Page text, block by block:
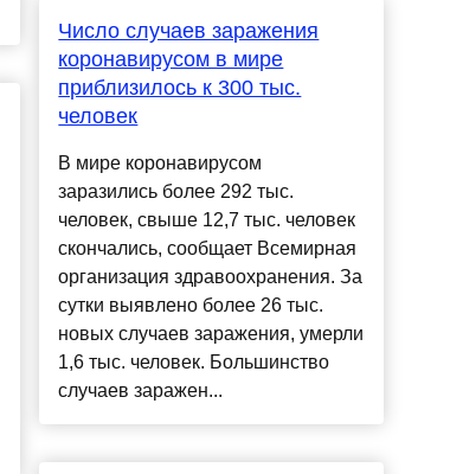
Число случаев заражения
коронавирусом в мире
приблизилось к 300 тыс.
человек
В мире коронавирусом
заразились более 292 тыс.
человек, свыше 12,7 тыс. человек
скончались, сообщает Всемирная
организация здравоохранения. За
сутки выявлено более 26 тыс.
новых случаев заражения, умерли
1,6 тыс. человек. Большинство
случаев заражен...